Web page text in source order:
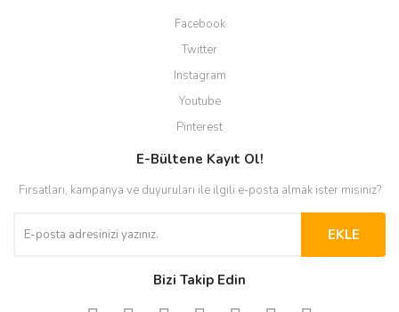
Facebook
Twitter
Instagram
Youtube
Pinterest
E-Bültene Kayıt Ol!
Fırsatları, kampanya ve duyuruları ile ilgili e-posta almak ister misiniz?
EKLE
Bizi Takip Edin